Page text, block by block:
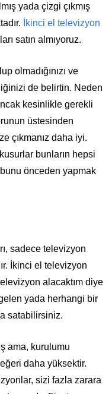
yada çizgi çıkmış
İkinci el televizyon
satın almıyoruz.
olmadığınızı ve
de belirtin. Neden
kesinlikle gerekli
üstesinden
çıkmanız daha iyi.
bunların hepsi
bunu önceden yapmak
sadece televizyon
İkinci el televizyon
alacaktım diye
yada herhangi bir
satabilirsiniz.
ama, kurulumu
daha yüksektir.
sizi fazla zarara